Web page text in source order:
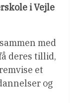
i Vejle
med
deres tillid,
et
og